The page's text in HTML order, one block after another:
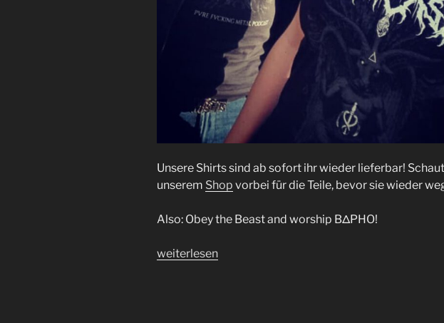
Unsere Shirts sind ab sofort ihr wieder lieferbar!
unserem Shop vorbei für die Teile, bevor sie wieder
Also: Obey the Beast and worship BΔPHO!
„OVTCAST
weiterlesen